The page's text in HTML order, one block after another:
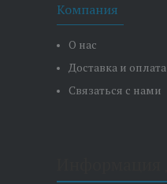
Компания
О нас
Доставка и оплата
Связаться с нами